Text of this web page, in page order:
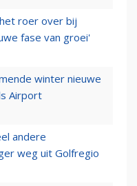
roer over bij
fase van groei'
winter nieuwe
Airport
andere
weg uit Golfregio